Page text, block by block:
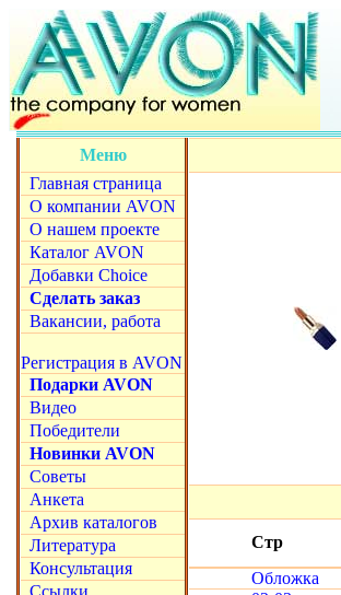
Меню
Главная страница
О компании AVON
О нашем проекте
Каталог AVON
Добавки Choice
Сделать заказ
Вакансии, работа
Регистрация в AVON
Подарки AVON
Видео
Победители
Новинки AVON
Советы
Анкета
Архив каталогов
Литература
Консультация
Ссылки
Стр
Обложка